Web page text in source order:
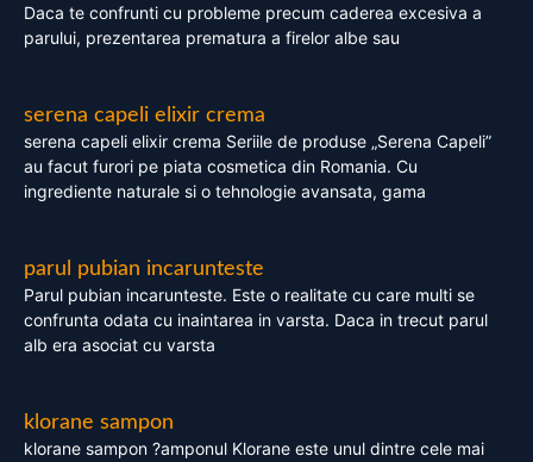
Daca te confrunti cu probleme precum caderea excesiva a
parului, prezentarea prematura a firelor albe sau
serena capeli elixir crema
serena capeli elixir crema Seriile de produse „Serena Capeli”
au facut furori pe piata cosmetica din Romania. Cu
ingrediente naturale si o tehnologie avansata, gama
parul pubian incarunteste
Parul pubian incarunteste. Este o realitate cu care multi se
confrunta odata cu inaintarea in varsta. Daca in trecut parul
alb era asociat cu varsta
klorane sampon
klorane sampon ?amponul Klorane este unul dintre cele mai